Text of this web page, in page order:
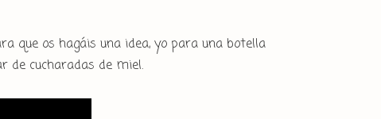
que os hagáis una idea, yo para una botella
de cucharadas de miel.